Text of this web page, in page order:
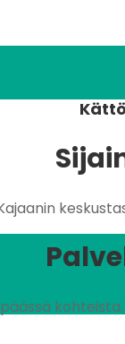
Kättö
kohteista.